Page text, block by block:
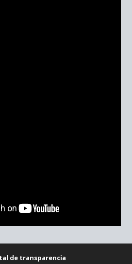
de transparencia